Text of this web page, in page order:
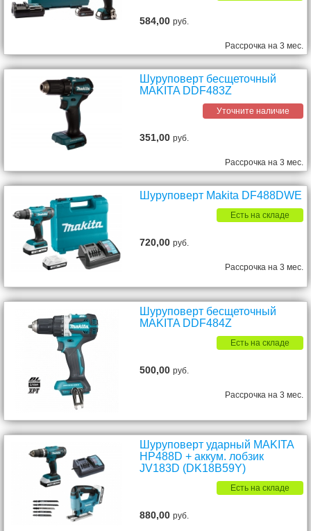
584,00руб.
Рассрочка на 3 мес.
Шуруповерт бесщеточный
MAKITA DDF483Z
Уточните наличие
351,00руб.
Рассрочка на 3 мес.
Шуруповерт Makita DF488DWE
Есть на складе
720,00руб.
Рассрочка на 3 мес.
Шуруповерт бесщеточный
MAKITA DDF484Z
Есть на складе
500,00руб.
Рассрочка на 3 мес.
Шуруповерт ударный MAKITA
HP488D + аккум. лобзик
JV183D (DK18B59Y)
Есть на складе
880,00руб.